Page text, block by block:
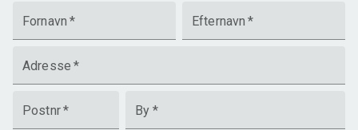
Fornavn * Efternavn *
Adresse *
Postnr* By *